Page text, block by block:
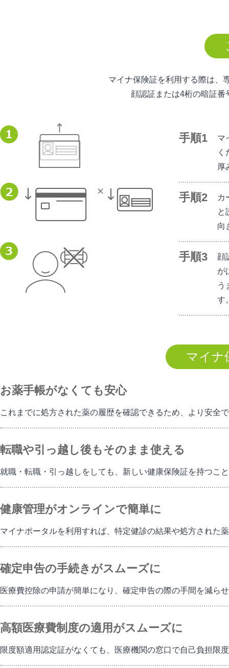
マイナ保険証を利用する際は、
顔認証または4桁の暗証
マ
く
厚
カ
と
向
顔
が
う
す
マイナ
お薬手帳がなくても安心
これまでに処方された薬の履歴を確認できるため、より安全
転職や引っ越し後もそのまま使える
就職・転職・引っ越しをしても、新しい健康保険証を持つこ
健康管理がオンラインで簡単に
マイナポータルを利用すれば、特定健診の結果や処方された
確定申告の手続きがスムーズに
医療費控除の申請が簡単になり、確定申告の際の手間を減ら
高額医療費制度の適用がスムーズに
限度額適用認定証がなくても、医療機関の窓口で自己負担限